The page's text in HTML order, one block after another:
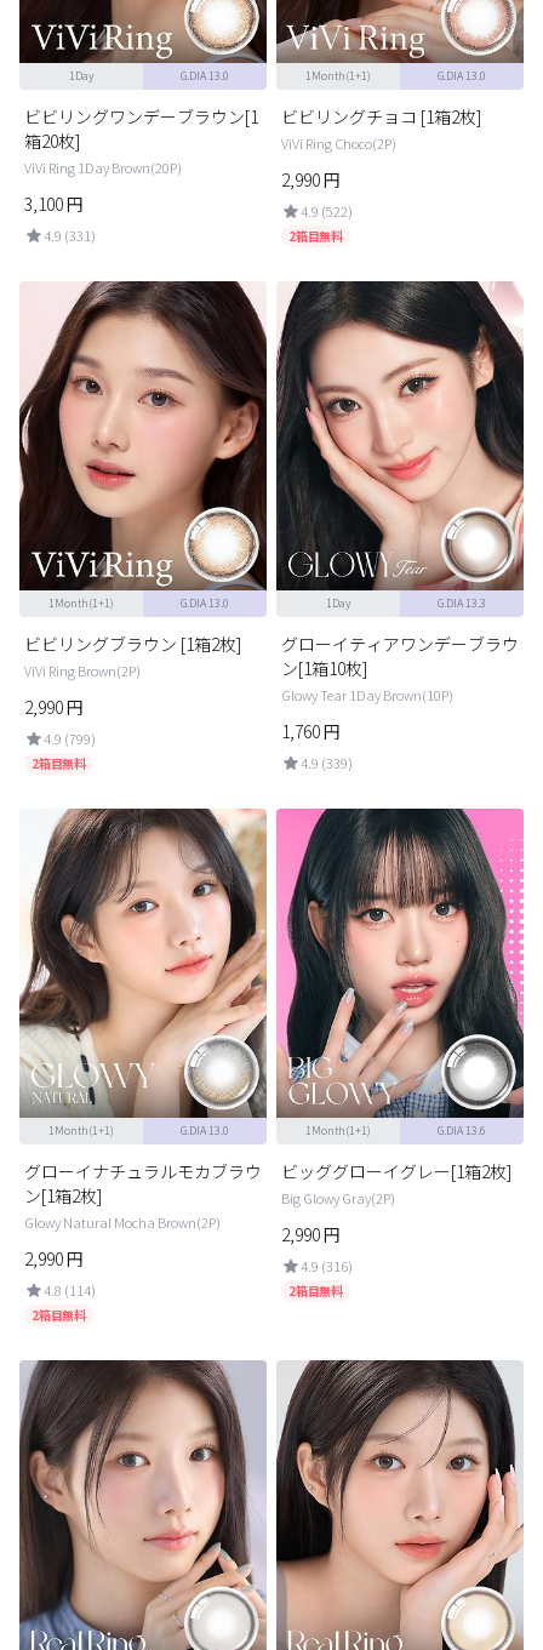
1Day G.DIA 13.0
ビビリングワンデーブラウン[1
箱20枚]
ViVi Ring 1Day Brown(20P)
3,100円
4.9 (331)
1Month(1+1) G.DIA 13.0
ビビリングチョコ [1箱2枚]
ViVi Ring Choco(2P)
2,990円
4.9 (522)
2箱目無料
1Month(1+1) G.DIA 13.0
ビビリングブラウン [1箱2枚]
ViVi Ring Brown(2P)
2,990円
4.9 (799)
2箱目無料
1Day G.DIA 13.3
グローイティアワンデーブラウ
ン[1箱10枚]
Glowy Tear 1Day Brown(10P)
1,760円
4.9 (339)
1Month(1+1) G.DIA 13.0
グローイナチュラルモカブラウ
ン[1箱2枚]
Glowy Natural Mocha Brown(2P)
2,990円
4.8 (114)
2箱目無料
1Month(1+1) G.DIA 13.6
ビッググローイグレー[1箱2枚]
Big Glowy Gray(2P)
2,990円
4.9 (316)
2箱目無料